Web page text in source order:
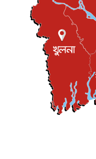
শিল্পকলায়
বিনোদন
ইস্ট লন্ডন
লেন্স...
ইসলাম ও জীবন
সিলেটের
দেশজুড়ে
আজ থেকে